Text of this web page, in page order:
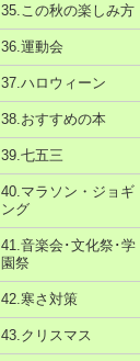
35.この秋の楽しみ方
36.運動会
37.ハロウィーン
38.おすすめの本
39.七五三
40.マラソン・ジョギ
ング
41.音楽会･文化祭･学
園祭
42.寒さ対策
43.クリスマス